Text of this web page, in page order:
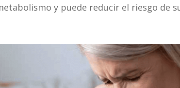
y puede reducir el riesgo de